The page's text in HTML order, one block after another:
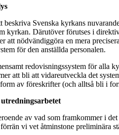
beskriva Svenska kyrkans
kyrkan. Därutöver förutses i
att nödvändiggöra en mera
för den anställda personalen.
redovisningssystem för alla
att bli att vidareutveckla det
av föreskrifter (och alltså bli i
av vad som framkommer i
vi vet åtminstone preliminära